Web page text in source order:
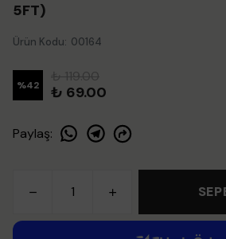
5FT)
Ürün Kodu: 00164
%42
₺ 119.00
₺ 69.00
Paylaş: